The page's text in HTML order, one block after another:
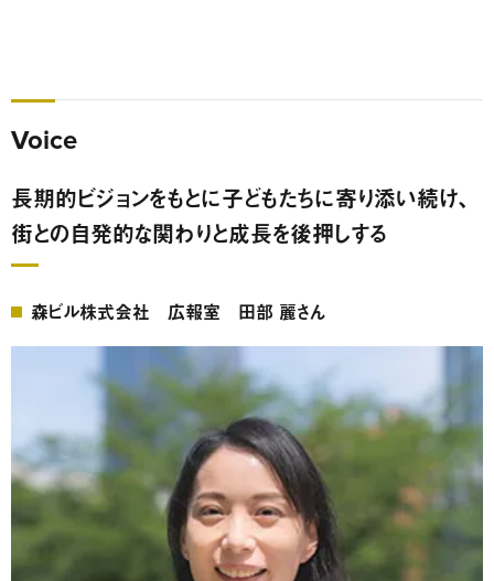
Voice
長期的ビジョンをもとに子どもたちに寄り添い続け、
街との自発的な関わりと成長を後押しする
森ビル株式会社 広報室 田部 麗さん